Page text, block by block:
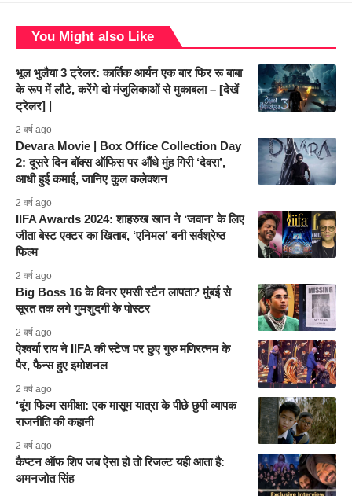
You Might also Like
भूल भुलैया 3 ट्रेलर: कार्तिक आर्यन एक बार फिर रू बाबा
के रूप में लौटे, करेंगे दो मंजुलिकाओं से मुकाबला – [देखें
ट्रेलर] |
2 वर्ष ago
Devara Movie | Box Office Collection Day
2: दूसरे दिन बॉक्स ऑफिस पर औंधे मुंह गिरी ‘देवरा’,
आधी हुई कमाई, जानिए कुल कलेक्शन
2 वर्ष ago
IIFA Awards 2024: शाहरुख खान ने ‘जवान’ के लिए
जीता बेस्ट एक्टर का खिताब, ‘एनिमल’ बनी सर्वश्रेष्ठ
फिल्म
2 वर्ष ago
Big Boss 16 के विनर एमसी स्टैन लापता? मुंबई से
सूरत तक लगे गुमशुदगी के पोस्टर
2 वर्ष ago
ऐश्वर्या राय ने IIFA की स्टेज पर छुए गुरु मणिरत्नम के
पैर, फैन्स हुए इमोशनल
2 वर्ष ago
‘बूंग फिल्म समीक्षा: एक मासूम यात्रा के पीछे छुपी व्यापक
राजनीति की कहानी
2 वर्ष ago
कैप्टन ऑफ शिप जब ऐसा हो तो रिजल्ट यही आता है:
अमनजोत सिंह